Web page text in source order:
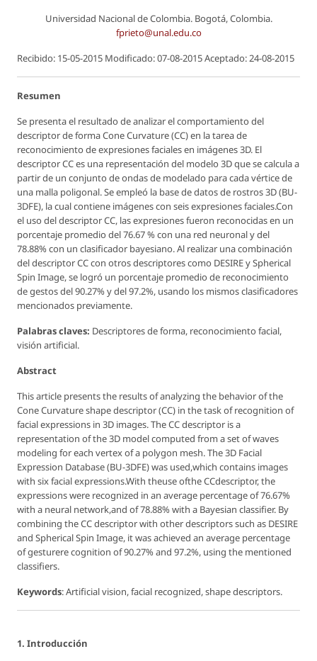
Universidad Nacional de Colombia. Bogotá, Colombia.
fprieto@unal.edu.co
Recibido: 15-05-2015 Modificado: 07-08-2015 Aceptado: 24-08-2015
Resumen
Se presenta el resultado de analizar el comportamiento del
descriptor de formaCone Curvature(CC) en la tarea de
reconocimiento de expresiones faciales en imágenes 3D. El
descriptor CC es una representación del modelo 3D que se calcula a
partir de un conjunto de ondas de modelado para cada vértice de
una malla poligonal. Se empleó la base de datos de rostros 3D (BU-
3DFE), la cual contiene imágenes con seis expresiones faciales.Con
el uso del descriptor CC, las expresiones fueron reconocidas en un
porcentaje promedio del 76.67 % con una red neuronal y del
78.88% con un clasificador bayesiano. Al realizar una combinación
del descriptor CC con otros descriptores como DESIRE y Spherical
Spin Image, se logró un porcentaje promedio de reconocimiento
de gestos del 90.27% y del 97.2%, usando los mismos clasificadores
mencionados previamente.
Palabras claves: Descriptores de forma, reconocimiento facial,
visión artificial.
Abstract
This article presents the results of analyzing the behavior of the
Cone Curvatureshape descriptor (CC) in the task of recognition of
facial expressions in 3D images. The CC descriptor is a
representation of the 3D model computed from a set of waves
modeling for each vertex of a polygon mesh. The 3D Facial
Expression Database (BU-3DFE) was used,which contains images
with six facial expressions.With theuse ofthe CCdescriptor, the
expressions were recognized in an average percentage of 76.67%
with a neural network,and of 78.88% with a Bayesian classifier. By
combining the CC descriptor with other descriptors such as DESIRE
and Spherical Spin Image, it was achieved an average percentage
of gesturere cognition of 90.27% and 97.2%, using the mentioned
classifiers.
Keywords: Artificial vision, facial recognized, shape descriptors.
1. Introducción